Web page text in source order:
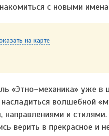
с новыми
на карте
«Этно-механика» уже в
насладиться волшебной
направлениями и
верить в прекрасное и